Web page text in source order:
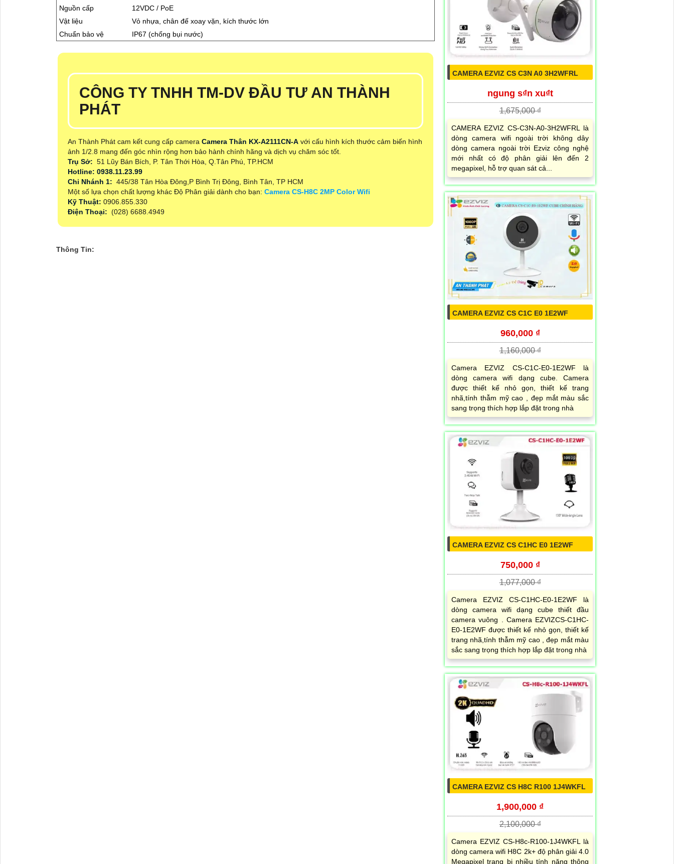
Nguồn cấp
12VDC / PoE
Vật liệu
Vỏ nhựa, chân đế xoay vặn, kích thước lớn
Chuẩn bảo vệ
IP67 (chống bụi nước)
CÔNG TY TNHH TM-DV ĐẦU TƯ AN THÀNH
PHÁT
An Thành Phát cam kết cung cấp camera Camera Thân KX-A2111CN-A với cấu hình kích thước cảm biến hình
ảnh 1/2.8 mang đến góc nhìn rộng hơn bảo hành chính hãng và dịch vụ chăm sóc tốt.
Trụ Sở: 51 Lũy Bán Bích, P. Tân Thới Hòa, Q.Tân Phú, TP.HCM
Hotline: 0938.11.23.99
Chi Nhánh 1: 445/38 Tân Hòa Đông,P Bình Trị Đông, Bình Tân, TP HCM
Một số lựa chọn chất lượng khác Độ Phân giải dành cho bạn: Camera CS-H8C 2MP Color Wifi
Kỹ Thuật: 0906.855.330
Điện Thoại: (028) 6688.4949
Thông Tin:
CAMERA EZVIZ CS C3N A0 3H2WFRL
ngung s₫n xu₫t
1,675,000 ₫
CAMERA EZVIZ CS-C3N-A0-3H2WFRL là
dòng camera wifi ngoài trời không dây
dòng camera ngoài trời Ezviz công nghệ
mới nhất có độ phân giải lên đến 2
megapixel, hỗ trợ quan sát cả...
CAMERA EZVIZ CS C1C E0 1E2WF
960,000 ₫
1,160,000 ₫
Camera EZVIZ CS-C1C-E0-1E2WF là
dòng camera wifi dạng cube. Camera
được thiết kế nhỏ gọn, thiết kế trang
nhã,tính thẫm mỹ cao , đẹp mắt màu sắc
sang trọng thích hợp lắp đặt trong nhà
CAMERA EZVIZ CS C1HC E0 1E2WF
750,000 ₫
1,077,000 ₫
Camera EZVIZ CS-C1HC-E0-1E2WF là
dòng camera wifi dạng cube thiết đầu
camera vuông . Camera EZVIZCS-C1HC-
E0-1E2WF được thiết kế nhỏ gọn, thiết kế
trang nhã,tính thẫm mỹ cao , đẹp mắt màu
sắc sang trọng thích hợp lắp đặt trong nhà
CAMERA EZVIZ CS H8C R100 1J4WKFL
1,900,000 ₫
2,100,000 ₫
Camera EZVIZ CS-H8c-R100-1J4WKFL là
dòng camera wifi H8C 2k+ độ phân giải 4.0
Megapixel trang bị nhiều tính năng thông